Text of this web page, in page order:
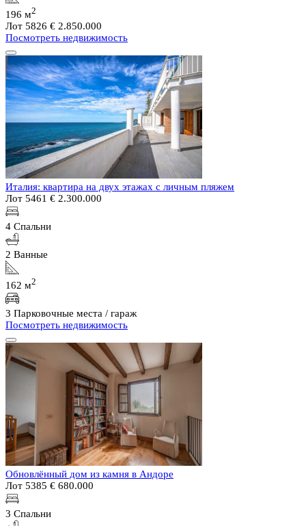
196 м2
Лот 5826 € 2.850.000
Посмотреть недвижимость
Италия: квартира на двух этажах с личным пляжем
Лот 5461 € 2.300.000
4 Спальни
2 Ванные
162 м2
3 Парковочные места / гараж
Посмотреть недвижимость
Обновлённый дом из камня в Андоре
Лот 5385 € 680.000
3 Спальни